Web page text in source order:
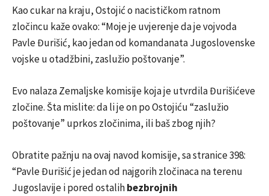
Kao cukar na kraju, Ostojić o nacističkom ratnom
zločincu kaže ovako: “Moje je uvjerenje da je vojvoda
Pavle Đurišić, kao jedan od komandanata Jugoslovenske
vojske u otadžbini, zaslužio poštovanje”.
Evo nalaza Zemaljske komisije koja je utvrdila Đurišićeve
zločine. Šta mislite: da li je on po Ostojiću “zaslužio
poštovanje” uprkos zločinima, ili baš zbog njih?
Obratite pažnju na ovaj navod komisije, sa stranice 398:
“Pavle Đurišić je jedan od najgorih zločinaca na terenu
Jugoslavije i pored ostalihbezbrojnih